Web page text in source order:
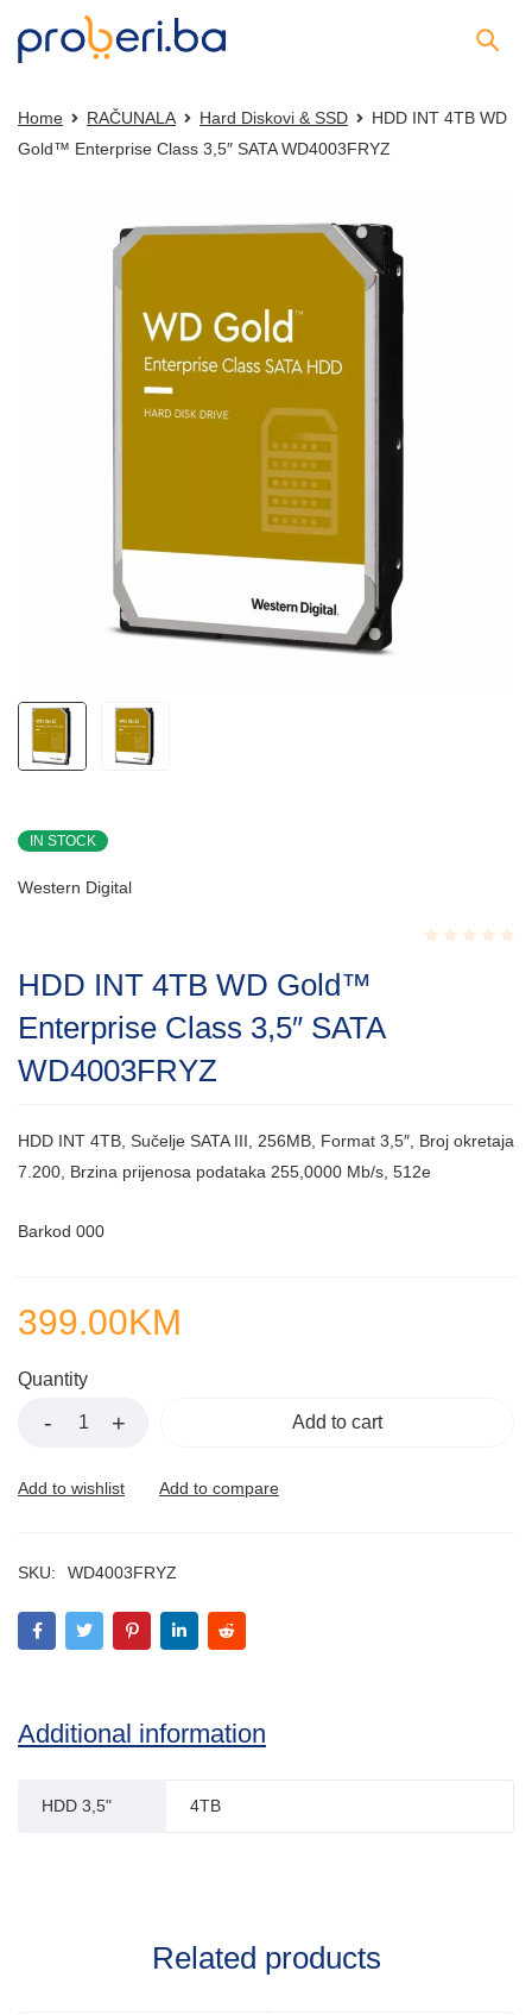
Home RAČUNALA Hard Diskovi & SSD
HDD INT 4TB WD
Gold™ Enterprise Class 3,5″ SATA WD4003FRYZ
IN STOCK
Western Digital
HDD INT 4TB WD Gold™
Enterprise Class 3,5″ SATA
WD4003FRYZ
HDD INT 4TB, Sučelje SATA III, 256MB, Format 3,5″, Broj okretaja
7.200, Brzina prijenosa podataka 255,0000 Mb/s, 512e
Barkod 000
399.00KM
Quantity
Add to cart
SKU: WD4003FRYZ
Additional information
HDD 3,5" 4TB
Related products